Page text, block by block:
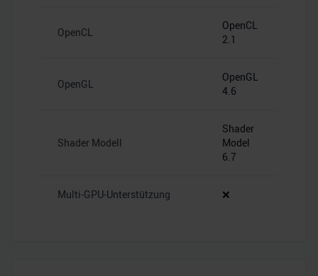
OpenCL
OpenCL
2.1
OpenGL
OpenGL
4.6
Shader Modell
Shader
Model
6.7
Multi-GPU-Unterstützung ❌